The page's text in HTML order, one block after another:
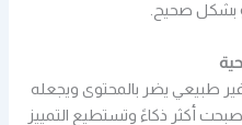
بشكل صحيح.
طبيعي يضر بالمحتوى ويجعله
أكثر ذكاءً وتستطيع التمييز